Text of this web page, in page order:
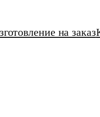
на заказ